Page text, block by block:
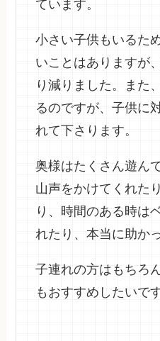
ています。
小さい子供もいるた
いことはありますが
り減りました。また
るのですが、子供に
れて下さります。
奥様はたくさん遊ん
山声をかけてくれた
り、時間のある時は
れたり、本当に助か
子連れの方はもちろ
もおすすめしたいです